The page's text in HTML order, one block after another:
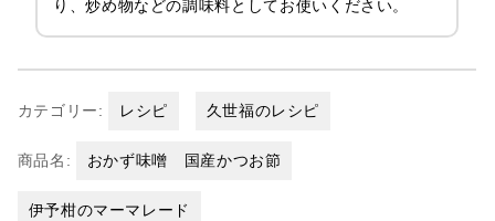
り、炒め物などの調味料としてお使いください。
カテゴリー: レシピ 久世福のレシピ
商品名: おかず味噌 国産かつお節
伊予柑のマーマレード